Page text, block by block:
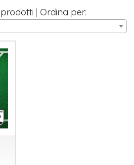
| Ordina per: